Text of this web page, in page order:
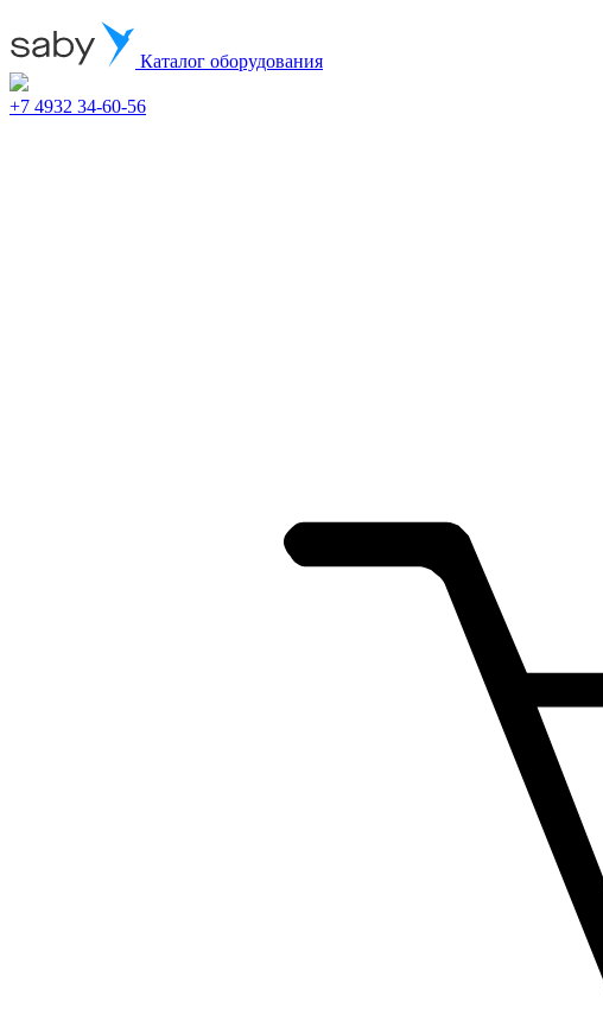
Каталог оборудования
+7 4932 34-60-56